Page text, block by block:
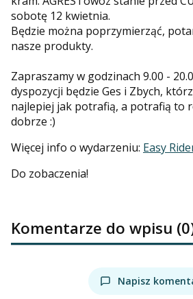
sobotę 12 kwietnia.
Będzie można poprzymierząć,
nasze produkty.
Zapraszamy w godzinach 9.00 -
dyspozycji będzie Ges i Zbych,
najlepiej jak potrafią, a potrafią to
dobrze :)
Więcej info o wydarzeniu: Easy
Do zobaczenia!
Komentarze do wpisu
Napisz